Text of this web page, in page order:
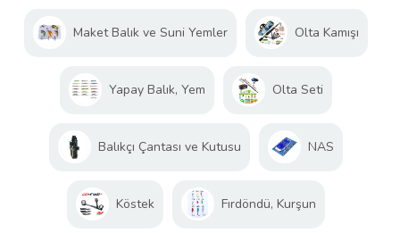
Maket Balık ve Suni Yemler Olta Kamışı
Yapay Balık, Yem Olta Seti
Balıkçı Çantası ve Kutusu NAS
Köstek Fırdöndü, Kurşun